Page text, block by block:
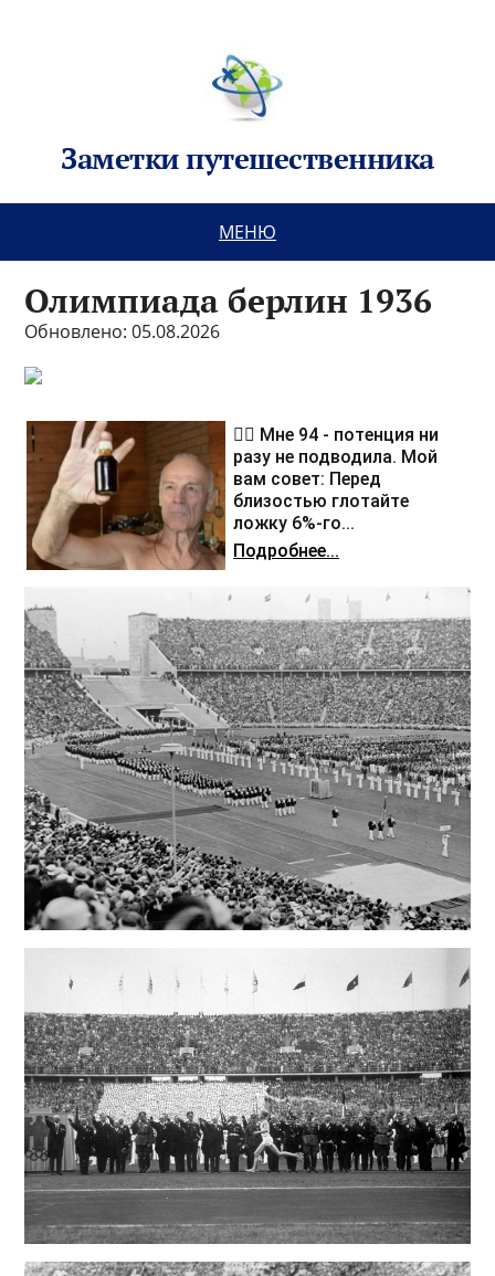
Заметки путешественника
МЕНЮ
Олимпиада берлин 1936
Обновлено: 05.08.2026
❤️‍🔥 Мне 94 - потенция ни
разу не подводила. Мой
вам совет: Перед
близостью глотайте
ложку 6%-го...
Подробнее...